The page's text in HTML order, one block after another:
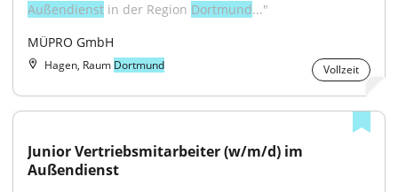
Außendienst in der Region Dortmund..."
MÜPRO GmbH
Hagen, Raum Dortmund Vollzeit
Junior Vertriebsmitarbeiter (w/m/d) im
Außendienst